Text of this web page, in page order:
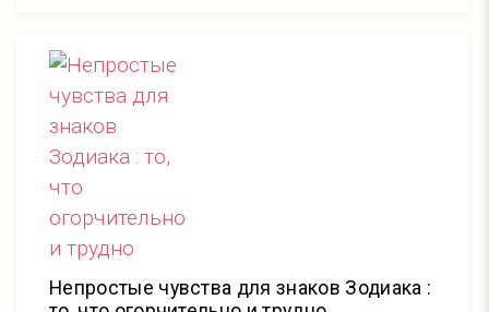
Непростые чувства для знаков Зодиака :